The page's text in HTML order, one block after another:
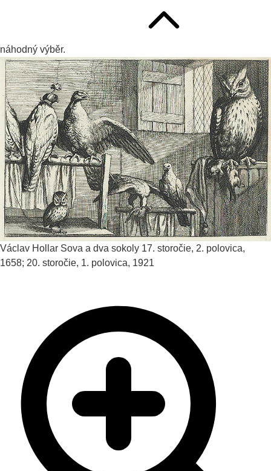
náhodný výběr.
Václav Hollar Sova a dva sokoly 17. storočie, 2. polovica,
1658; 20. storočie, 1. polovica, 1921